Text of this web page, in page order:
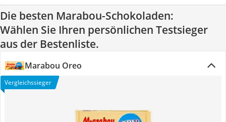
Die besten Marabou-Schokoladen:
Wählen Sie Ihren persönlichen Testsieger
aus der Bestenliste.
Marabou Oreo
Vergleichssieger